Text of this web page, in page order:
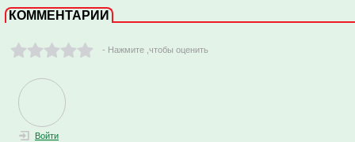
КОММЕНТАРИИ
- Нажмите ,чтобы оценить
Войти